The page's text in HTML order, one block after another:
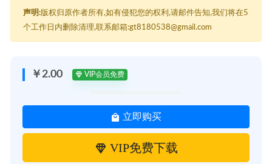
声明:版权归原作者所有,如有侵犯您的权利,请邮件告知,我们将在5
个工作日内删除清理,联系邮箱:gt8180538@gmail.com
￥2.00 VIP会员免费
立即购买
VIP免费下载